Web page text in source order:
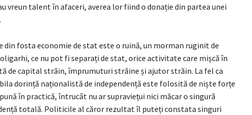
vreun talent în afaceri, averea lor fiind o donație din partea unei
din fosta economie de stat este o ruină, un morman ruginit de
ce nu pot fi separați de stat, orice activitate care mișcă în
de capital străin, împrumuturi străine și ajutor străin. La fel ca
dorință naționalistă de independență este folosită de niște forțe
în practică, întrucât nu ar supraviețui nici măcar o singură
totală. Politicile al căror rezultat îl puteți constata singuri